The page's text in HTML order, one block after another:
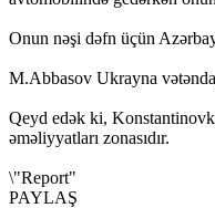
Onun nəşi dəfn üçün
M.Abbasov Ukrayna
Qeyd edək ki,
əməliyyatları zonasıdır.
\"Report"
PAYLAŞ